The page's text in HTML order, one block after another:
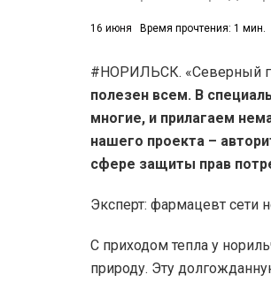
16 июня Время прочтения: 1 мин.
#НОРИЛЬСК. «Северный
полезен всем. В
многие, и прилагаем
нашего проекта –
сфере защиты прав
Эксперт: фармацевт сети
С приходом тепла у
природу. Эту